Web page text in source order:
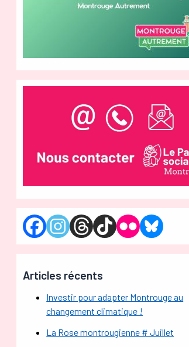
Articles récents
Investir pour adapter Montrouge au
changement climatique !
La Rose montrougienne # Juillet